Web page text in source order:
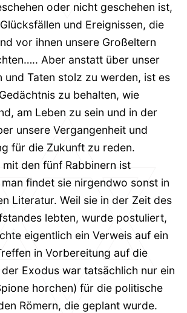
oder nicht geschehen ist,
und Ereignissen, die
vor ihnen unsere Großeltern
Aber anstatt über unser
und Taten stolz zu werden, ist es
zu behalten, wie
am Leben zu sein und in der
unsere Vergangenheit und
für die Zukunft zu reden.
mit den fünf Rabbinern ist
findet sie nirgendwo sonst in
Literatur. Weil sie in der Zeit des
lebten, wurde postuliert,
eigentlich ein Verweis auf ein
in Vorbereitung auf die
Exodus war tatsächlich nur ein
horchen) für die politische
Römern, die geplant wurde.